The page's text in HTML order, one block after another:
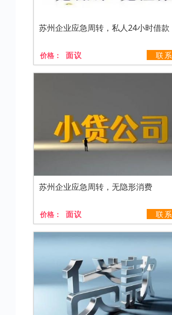
苏州企业应急周转，私人24小时借款
价格： 面议 联系
苏州企业应急周转，无隐形消费
价格： 面议 联系